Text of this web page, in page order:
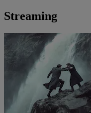
Streaming